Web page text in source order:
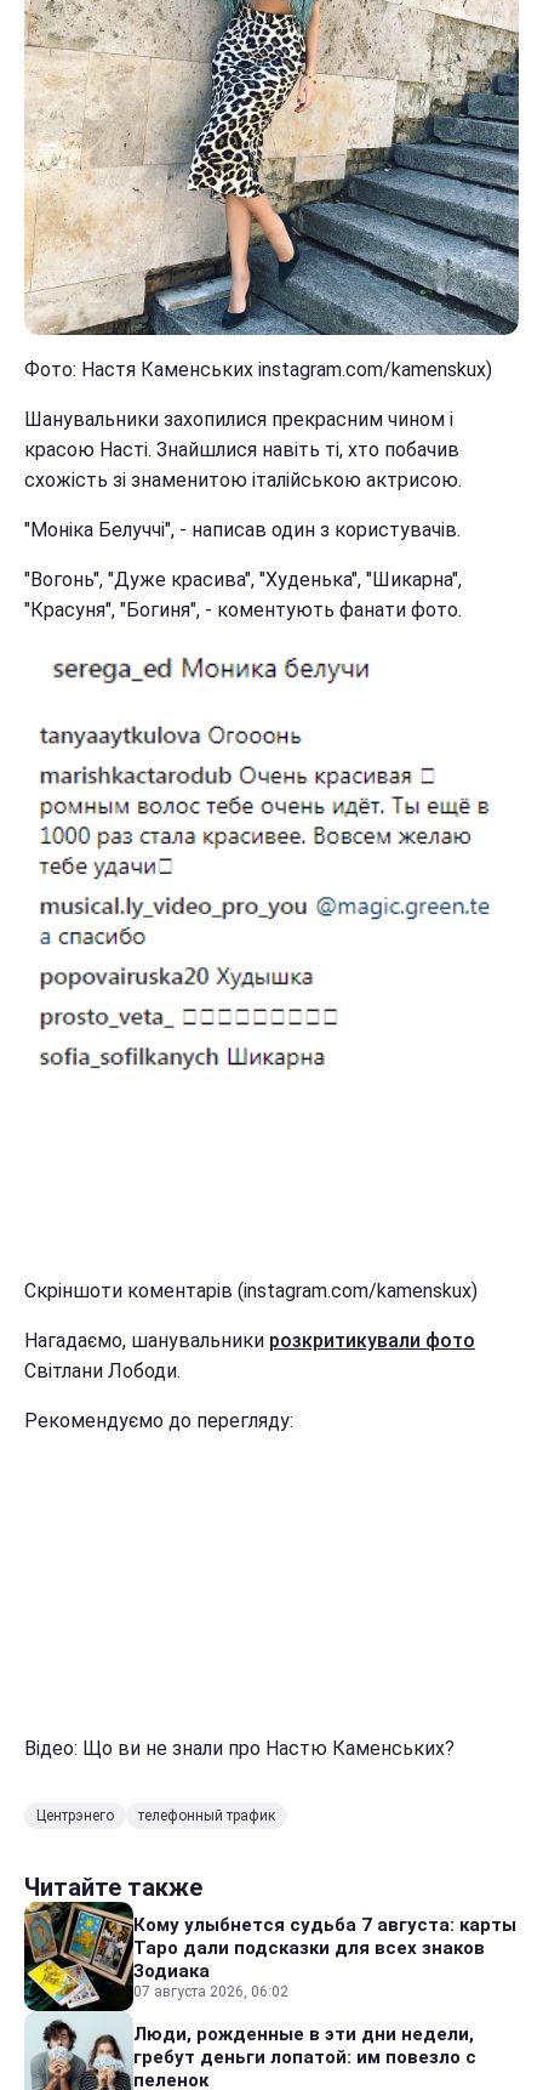
Фото: Настя Каменських instagram.com/kamenskux)
Шанувальники захопилися прекрасним чином і
красою Насті. Знайшлися навіть ті, хто побачив
схожість зі знаменитою італійською актрисою.
"Моніка Белуччі", - написав один з користувачів.
"Вогонь", "Дуже красива", "Худенька", "Шикарна",
"Красуня", "Богиня", - коментують фанати фото.
Скріншоти коментарів (instagram.com/kamenskux)
Нагадаємо, шанувальники розкритикували фото
Світлани Лободи.
Рекомендуємо до перегляду:
Відео: Що ви не знали про Настю Каменських?
Центрэнего телефонный трафик
Читайте также
Кому улыбнется судьба 7 августа: карты
Таро дали подсказки для всех знаков
Зодиака
07 августа 2026, 06:02
Люди, рожденные в эти дни недели,
гребут деньги лопатой: им повезло с
пеленок